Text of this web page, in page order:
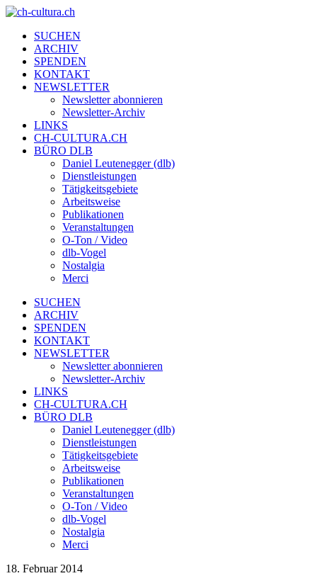
SUCHEN
ARCHIV
SPENDEN
KONTAKT
NEWSLETTER
Newsletter abonnieren
Newsletter-Archiv
LINKS
CH-CULTURA.CH
BÜRO DLB
Daniel Leutenegger (dlb)
Dienstleistungen
Tätigkeitsgebiete
Arbeitsweise
Publikationen
Veranstaltungen
O-Ton / Video
dlb-Vogel
Nostalgia
Merci
SUCHEN
ARCHIV
SPENDEN
KONTAKT
NEWSLETTER
Newsletter abonnieren
Newsletter-Archiv
LINKS
CH-CULTURA.CH
BÜRO DLB
Daniel Leutenegger (dlb)
Dienstleistungen
Tätigkeitsgebiete
Arbeitsweise
Publikationen
Veranstaltungen
O-Ton / Video
dlb-Vogel
Nostalgia
Merci
18. Februar 2014